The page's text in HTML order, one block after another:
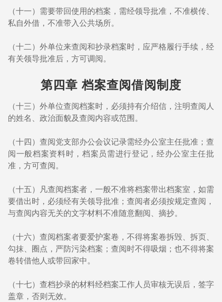
（十一）需要带回使用的档案，需经领导批准，不准横传、
私自外借，不准带入公共场所。
（十二）外单位来查阅和抄录档案时，应严格履行手续，经
有关领导批准后，方可调阅。
第四章 档案查阅借阅制度
（十三）外单位查阅档案时，必须持有介绍信，注明查阅人
的姓名、政治面貌及查阅内容或范围。
（十四）查阅党支部办公会议记录需经办公室主任批准；查
阅一般档案资料时，档案员需进行登记，经办公室主任批
准，方可查阅。
（十五）凡查阅档案者，一般不准将档案带出档案室，如需
要借出时，必须经有关领导批准；查阅者必须按规定查阅，
与查阅内容无关的文字材料不准随意翻阅、摘抄。
（十六）查阅档案者要爱护案卷，不得将案卷拆毁、拆页、
勾抹、圈点，严防污染档案；查阅时不得吸烟；也不得将案
卷转借他人或带回家中。
（十七）查档抄录的材料经档案工作人员审核无误后，签字
盖章，否则无效。